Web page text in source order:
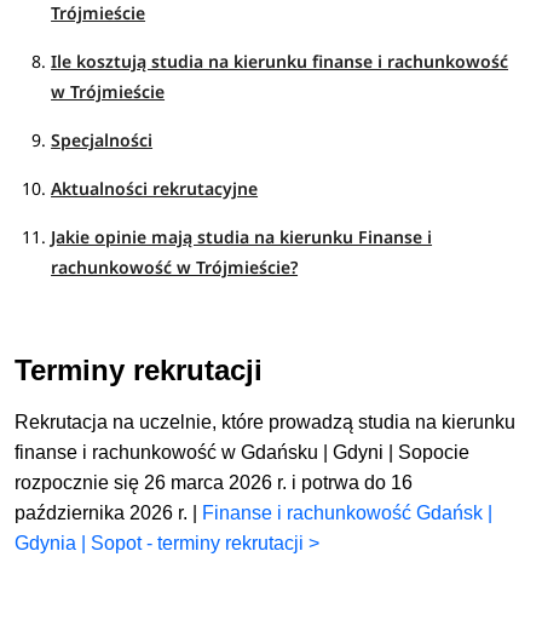
Trójmieście
Ile kosztują studia na kierunku finanse i rachunkowość
w Trójmieście
Specjalności
Aktualności rekrutacyjne
Jakie opinie mają studia na kierunku Finanse i
rachunkowość w Trójmieście?
Terminy rekrutacji
Rekrutacja na uczelnie, które prowadzą studia na kierunku
finanse i rachunkowość w Gdańsku | Gdyni | Sopocie
rozpocznie się 26 marca 2026 r. i potrwa do 16
października 2026 r. |
Finanse i rachunkowość Gdańsk |
Gdynia | Sopot - terminy rekrutacji >